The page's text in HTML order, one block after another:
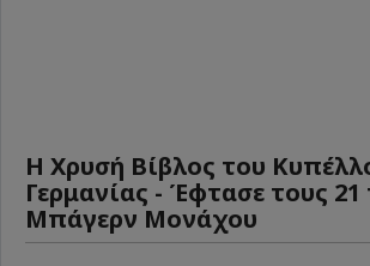
Η Χρυσή Βίβλος του
Γερμανίας - Έφτασε τους 21
Μπάγερν Μονάχου